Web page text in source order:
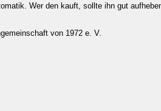
Wer den kauft, sollte ihn gut
von 1972 e. V.